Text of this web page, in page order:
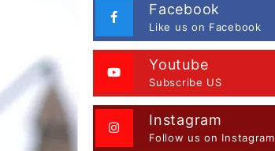
Facebook
Like us on Facebook
Youtube
Subscribe US
Instagram
Follow us on Instagram